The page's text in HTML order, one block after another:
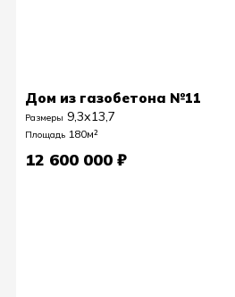
Дом из газобетона №11
Размеры 9,3х13,7
Площадь 180м²
12 600 000 ₽